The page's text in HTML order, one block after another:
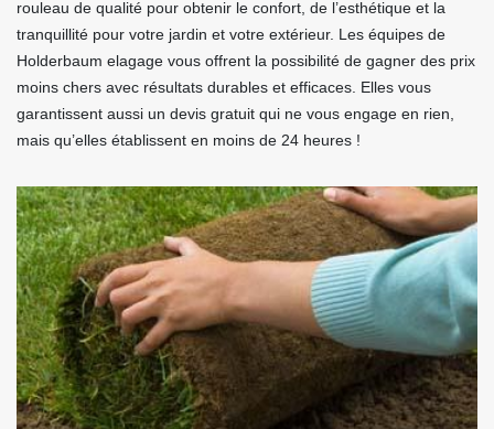
rouleau de qualité pour obtenir le confort, de l’esthétique et la
tranquillité pour votre jardin et votre extérieur. Les équipes de
Holderbaum elagage vous offrent la possibilité de gagner des prix
moins chers avec résultats durables et efficaces. Elles vous
garantissent aussi un devis gratuit qui ne vous engage en rien,
mais qu’elles établissent en moins de 24 heures !